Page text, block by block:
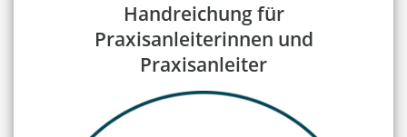
Handreichung für
Praxisanleiterinnen und
Praxisanleiter